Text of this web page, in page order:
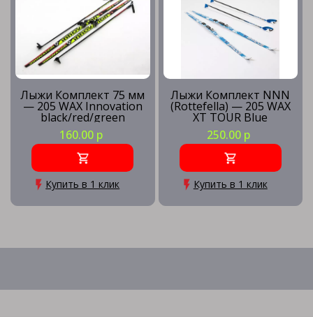
Лыжи Комплект 75 мм
— 205 WAX Innovation
black/red/green
160.00 р
Купить в 1 клик
Лыжи Комплект NNN
(Rottefella) — 205 WAX
XT TOUR Blue
250.00 р
Купить в 1 клик